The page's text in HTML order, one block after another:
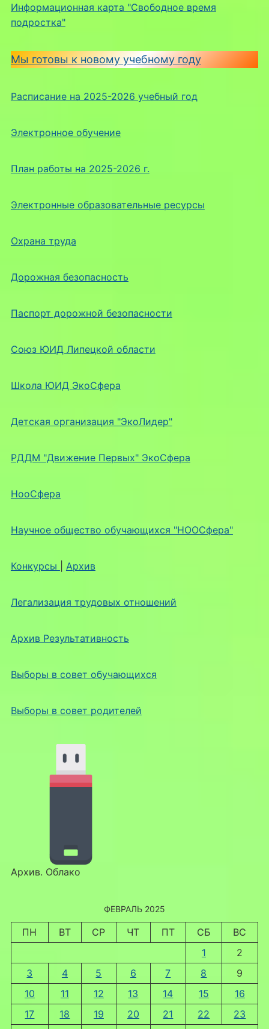
Информационная карта "Свободное время
подростка"
Мы готовы к новому учебному году
Расписание на 2025-2026 учебный год
Электронное обучение
План работы на 2025-2026 г.
Электронные образовательные ресурсы
Охрана труда
Дорожная безопасность
Паспорт дорожной безопасности
Союз ЮИД Липецкой области
Школа ЮИД ЭкоСфера
Детская организация "ЭкоЛидер"
РДДМ "Движение Первых" ЭкоСфера
НооСфера
Научное общество обучающихся "НООСфера"
Конкурсы Архив
Легализация трудовых отношений
Архив Результативность
Выборы в совет обучающихся
Выборы в совет родителей
Архив. Облако
ФЕВРАЛЬ 2025
ПН ВТ СР ЧТ ПТ СБ
ВС
1
2
3
4 5 6 7 8
9
10
11 12 13 14 15
16
17
18 19 20 21 22
23